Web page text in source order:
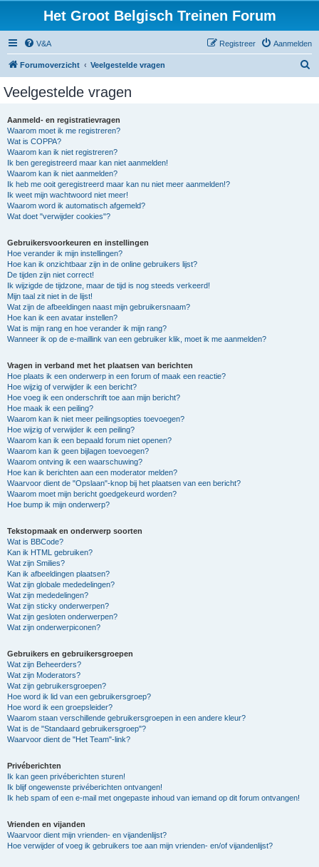
Het Groot Belgisch Treinen Forum
V&A Aanmelden
Registreer
Forumoverzicht Veelgestelde vragen
Veelgestelde vragen
Aanmeld- en registratievragen
Waarom moet ik me registreren?
Wat is COPPA?
Waarom kan ik niet registreren?
Ik ben geregistreerd maar kan niet aanmelden!
Waarom kan ik niet aanmelden?
Ik heb me ooit geregistreerd maar kan nu niet meer aanmelden!?
Ik weet mijn wachtwoord niet meer!
Waarom word ik automatisch afgemeld?
Wat doet "verwijder cookies"?
Gebruikersvoorkeuren en instellingen
Hoe verander ik mijn instellingen?
Hoe kan ik onzichtbaar zijn in de online gebruikers lijst?
De tijden zijn niet correct!
Ik wijzigde de tijdzone, maar de tijd is nog steeds verkeerd!
Mijn taal zit niet in de lijst!
Wat zijn de afbeeldingen naast mijn gebruikersnaam?
Hoe kan ik een avatar instellen?
Wat is mijn rang en hoe verander ik mijn rang?
Wanneer ik op de e-maillink van een gebruiker klik, moet ik me aanmelden?
Vragen in verband met het plaatsen van berichten
Hoe plaats ik een onderwerp in een forum of maak een reactie?
Hoe wijzig of verwijder ik een bericht?
Hoe voeg ik een onderschrift toe aan mijn bericht?
Hoe maak ik een peiling?
Waarom kan ik niet meer peilingsopties toevoegen?
Hoe wijzig of verwijder ik een peiling?
Waarom kan ik een bepaald forum niet openen?
Waarom kan ik geen bijlagen toevoegen?
Waarom ontving ik een waarschuwing?
Hoe kan ik berichten aan een moderator melden?
Waarvoor dient de "Opslaan"-knop bij het plaatsen van een bericht?
Waarom moet mijn bericht goedgekeurd worden?
Hoe bump ik mijn onderwerp?
Tekstopmaak en onderwerp soorten
Wat is BBCode?
Kan ik HTML gebruiken?
Wat zijn Smilies?
Kan ik afbeeldingen plaatsen?
Wat zijn globale mededelingen?
Wat zijn mededelingen?
Wat zijn sticky onderwerpen?
Wat zijn gesloten onderwerpen?
Wat zijn onderwerpiconen?
Gebruikers en gebruikersgroepen
Wat zijn Beheerders?
Wat zijn Moderators?
Wat zijn gebruikersgroepen?
Hoe word ik lid van een gebruikersgroep?
Hoe word ik een groepsleider?
Waarom staan verschillende gebruikersgroepen in een andere kleur?
Wat is de "Standaard gebruikersgroep"?
Waarvoor dient de "Het Team"-link?
Privéberichten
Ik kan geen privéberichten sturen!
Ik blijf ongewenste privéberichten ontvangen!
Ik heb spam of een e-mail met ongepaste inhoud van iemand op dit forum ontvangen!
Vrienden en vijanden
Waarvoor dient mijn vrienden- en vijandenlijst?
Hoe verwijder of voeg ik gebruikers toe aan mijn vrienden- en/of vijandenlijst?